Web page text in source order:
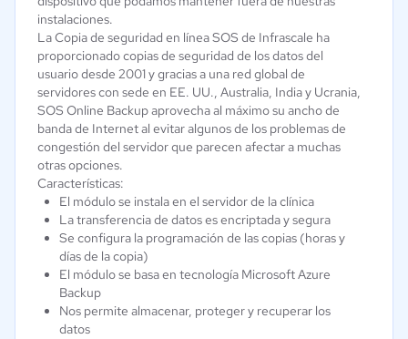
instalaciones.
La Copia de seguridad en línea SOS de Infrascale ha
proporcionado copias de seguridad de los datos del
usuario desde 2001 y gracias a una red global de
servidores con sede en EE. UU., Australia, India y Ucrania,
SOS Online Backup aprovecha al máximo su ancho de
banda de Internet al evitar algunos de los problemas de
congestión del servidor que parecen afectar a muchas
otras opciones.
Características:
El módulo se instala en el servidor de la clínica
La transferencia de datos es encriptada y segura
Se configura la programación de las copias (horas y
días de la copia)
El módulo se basa en tecnología Microsoft Azure
Backup
Nos permite almacenar, proteger y recuperar los
datos